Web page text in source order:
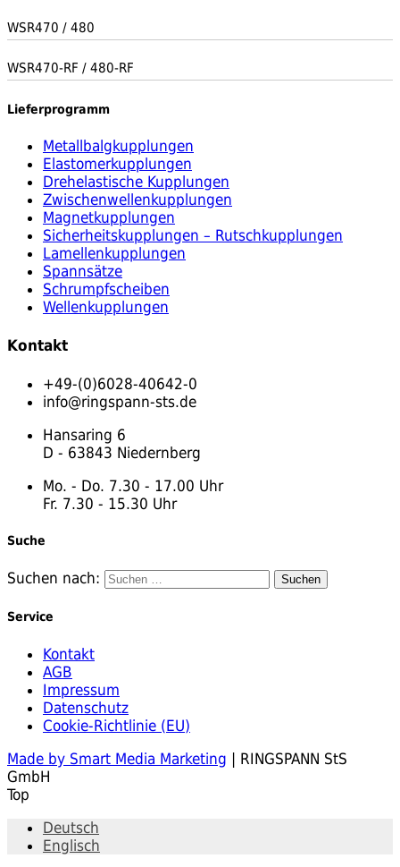
WSR470 / 480
WSR470-RF / 480-RF
Lieferprogramm
Metallbalgkupplungen
Elastomerkupplungen
Drehelastische Kupplungen
Zwischenwellenkupplungen
Magnetkupplungen
Sicherheitskupplungen – Rutschkupplungen
Lamellenkupplungen
Spannsätze
Schrumpfscheiben
Wellenkupplungen
Kontakt
+49-(0)6028-40642-0
info@ringspann-sts.de
Hansaring 6
D - 63843 Niedernberg
Mo. - Do. 7.30 - 17.00 Uhr
Fr. 7.30 - 15.30 Uhr
Suche
Suchen nach:
Service
Kontakt
AGB
Impressum
Datenschutz
Cookie-Richtlinie (EU)
Made by Smart Media Marketing | RINGSPANN StS
GmbH
Top
Deutsch
Englisch